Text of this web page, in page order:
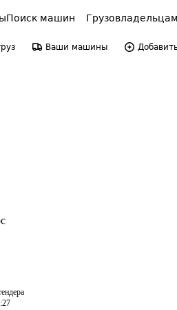
Поиск машин Грузовладельцам
Ваши машины